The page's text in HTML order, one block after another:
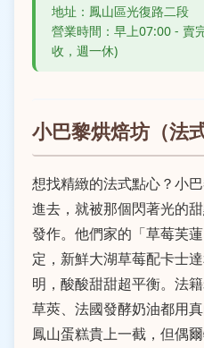
地址：鳳山區光復路二段
營業時間：早上07:00 - 賣
收，週一休)
小巴黎烘焙坊（法
想找精緻的法式點心？小
進去，就被那個閃著光的
發作。他們家的「草莓芙
定，新鮮大湖草莓配卡士
明，酸酸甜甜超平衡。法
草莢、法國發酵奶油都用
鳳山蛋糕貴上一截，但偶